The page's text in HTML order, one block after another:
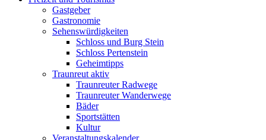
Gastgeber
Gastronomie
Sehenswürdigkeiten
Schloss und Burg Stein
Schloss Pertenstein
Geheimtipps
Traunreut aktiv
Traunreuter Radwege
Traunreuter Wanderwege
Bäder
Sportstätten
Kultur
Veranstaltungskalender